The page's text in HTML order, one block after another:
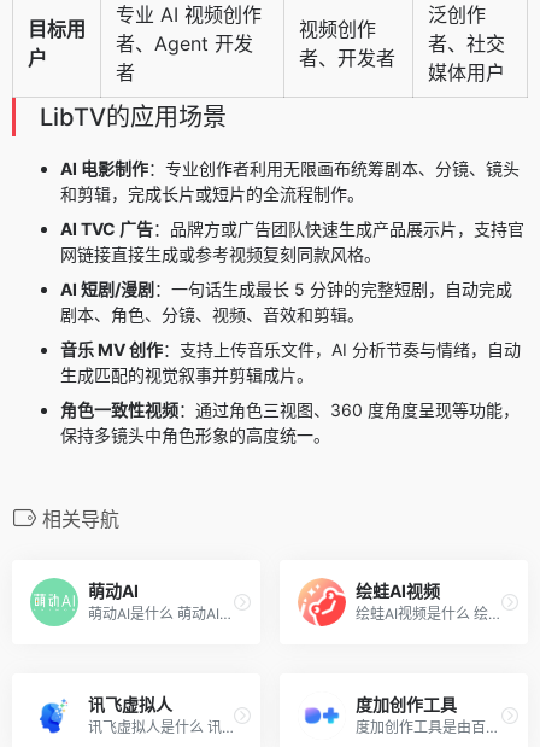
目标用
户
专业 AI 视频创作
者、Agent 开发
者
视频创作
者、开发者
泛创作
者、社交
媒体用户
LibTV的应用场景
AI 电影制作：专业创作者利用无限画布统筹剧本、分镜、镜头
和剪辑，完成长片或短片的全流程制作。
AI TVC 广告：品牌方或广告团队快速生成产品展示片，支持官
网链接直接生成或参考视频复刻同款风格。
AI 短剧/漫剧 ：一句话生成最长 5 分钟的完整短剧，自动完成
剧本、角色、分镜、视频、音效和剪辑。
音乐 MV 创作：支持上传音乐文件，AI 分析节奏与情绪，自动
生成匹配的视觉叙事并剪辑成片。
角色一致性视频：通过角色三视图、360 度角度呈现等功能，
保持多镜头中角色形象的高度统一。
相关导航
萌动AI
萌动AI是什么 萌动AI是全球首...
绘蛙AI视频
绘蛙AI视频是什么 绘蛙AI视频...
讯飞虚拟人
讯飞虚拟人是什么 讯飞虚拟人...
度加创作工具
度加创作工具是由百度出品的...